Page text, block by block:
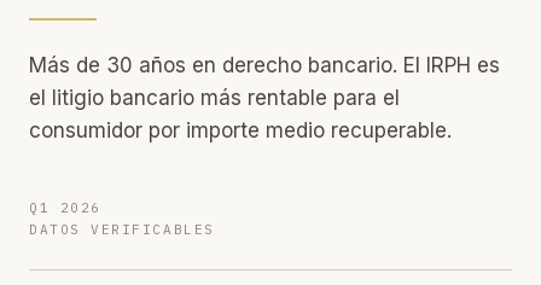
Más de 30 años en derecho bancario. El IRPH es
el litigio bancario más rentable para el
consumidor por importe medio recuperable.
Q1 2026
DATOS VERIFICABLES